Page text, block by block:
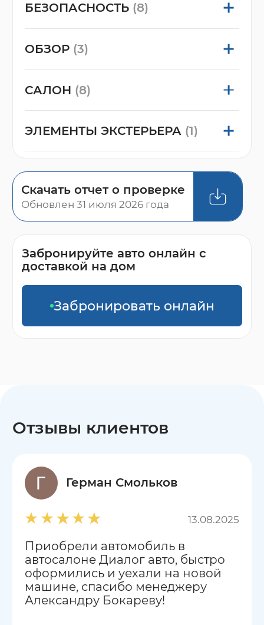
БЕЗОПАСНОСТЬ (8)
ОБЗОР (3)
САЛОН (8)
ЭЛЕМЕНТЫ ЭКСТЕРЬЕРА (1)
Скачать отчет о проверке
Обновлен 31 июля 2026 года
Забронируйте авто онлайн с
доставкой на дом
Забронировать онлайн
Отзывы клиентов
Герман Смольков
13.08.2025
Приобрели автомобиль в
автосалоне Диалог авто, быстро
оформились и уехали на новой
машине, спасибо менеджеру
Александру Бокареву!